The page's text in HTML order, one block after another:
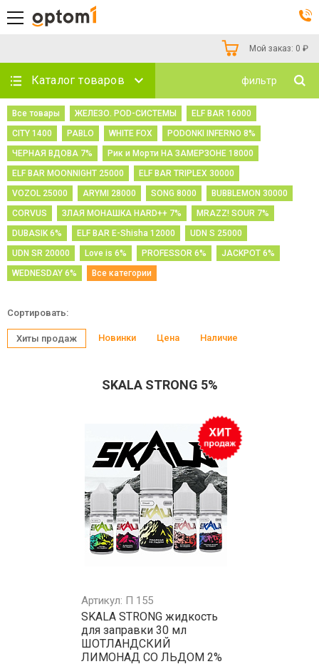
Мой заказ: 0 ₽
Каталог товаров фильтр
Все товары ЖЕЛЕЗО. POD-СИСТЕМЫ
ELF BAR 16000
CITY 1400
PABLO WHITE FOX
PODONKI INFERNO 8%
ЧЕРНАЯ ВДОВА 7%
Рик и Морти НА ЗАМЕРЗОНЕ 18000
ELF BAR MOONNIGHT 25000
ELF BAR TRIPLEX 30000
VOZOL 25000
ARYMI 28000 SONG 8000
BUBBLEMON 30000
CORVUS
ЗЛАЯ МОНАШКА HARD++ 7%
MRAZZ! SOUR 7%
DUBASIK 6%
ELF BAR E-Shisha 12000
UDN S 25000
UDN SR 20000
Love is 6% PROFESSOR 6%
JACKPOT 6%
WEDNESDAY 6%
Все категории
Сортировать:
Хиты продаж Новинки Цена Наличие
SKАLА STRONG 5%
Артикул: П 155
SKАLА STRONG жидкость
для заправки 30 мл
ШОТЛАНДСКИЙ
ЛИМОНАД СО ЛЬДОМ 2%